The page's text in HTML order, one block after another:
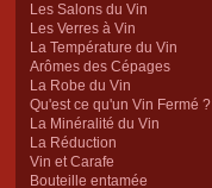
Les Salons du Vin
Les Verres à Vin
La Température du Vin
Arômes des Cépages
La Robe du Vin
Qu'est ce qu'un Vin Fermé ?
La Minéralité du Vin
La Réduction
Vin et Carafe
Bouteille entamée